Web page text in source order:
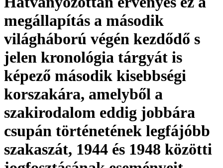
megállapítás a második
világháború végén kezdődő s
jelen kronológia tárgyát is
képező második kisebbségi
korszakára, amelyből a
szakirodalom eddig jobbára
csupán történetének legfájóbb
szakaszát, 1944 és 1948 közötti